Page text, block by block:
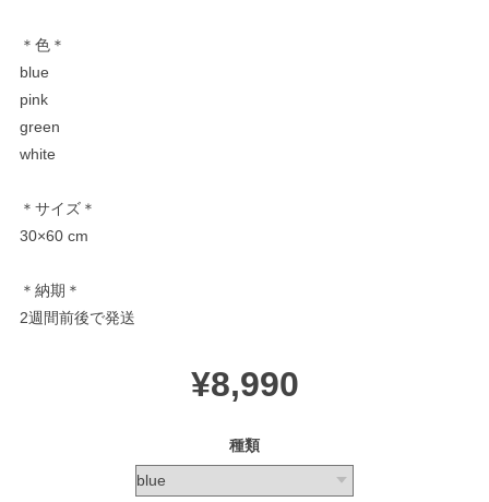
＊色＊
blue
pink
green
white
＊サイズ＊
30×60 cm
＊納期＊
2週間前後で発送
¥8,990
種類